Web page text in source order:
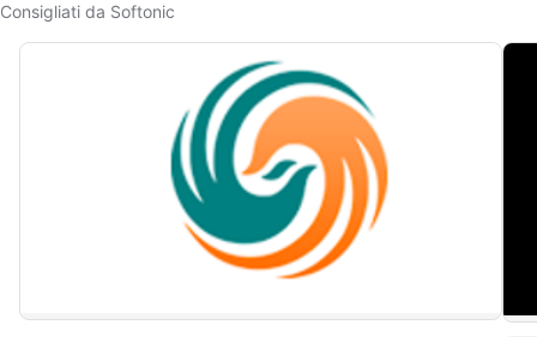
Consigliati da Softonic